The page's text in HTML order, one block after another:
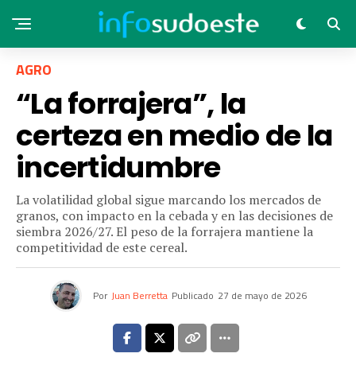
AGRO
“La forrajera”, la
certeza en medio de la
incertidumbre
La volatilidad global sigue marcando los mercados de
granos, con impacto en la cebada y en las decisiones de
siembra 2026/27. El peso de la forrajera mantiene la
competitividad de este cereal.
Por Juan Berretta Publicado 27 de mayo de 2026